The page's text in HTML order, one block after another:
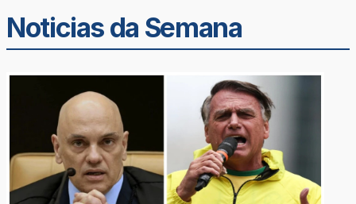
Noticias da Semana